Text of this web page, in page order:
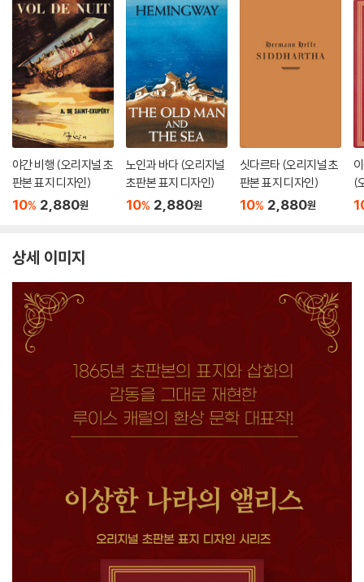
야간 비행 (오리지널 초
판본 표지 디자인)
10% 2,880원
노인과 바다 (오리지널
초판본 표지 디자인)
10% 2,880원
싯다르타 (오리지널 초
판본 표지 디자인)
10% 2,880원
(
상세 이미지